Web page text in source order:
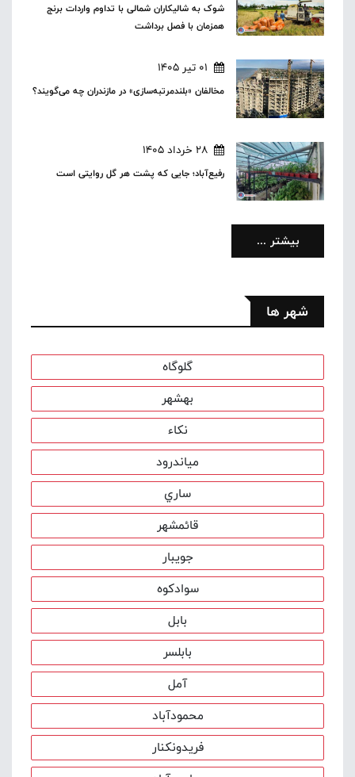
شوک به شالیکاران شمالی با تداوم واردات برنج
همزمان با فصل برداشت
01 تیر 1405
مخالفان «بلندمرتبه‌سازی» در مازندران چه می‌گویند؟
28 خرداد 1405
رفیع‌آباد؛ جایی که پشت هر گل‌ روایتی است
بیشتر ...
شهر ها
گلوگاه
بهشهر
نکاء
مياندرود
ساري
قائمشهر
جويبار
سوادکوه
بابل
بابلسر
آمل
محمودآباد
فريدونکنار